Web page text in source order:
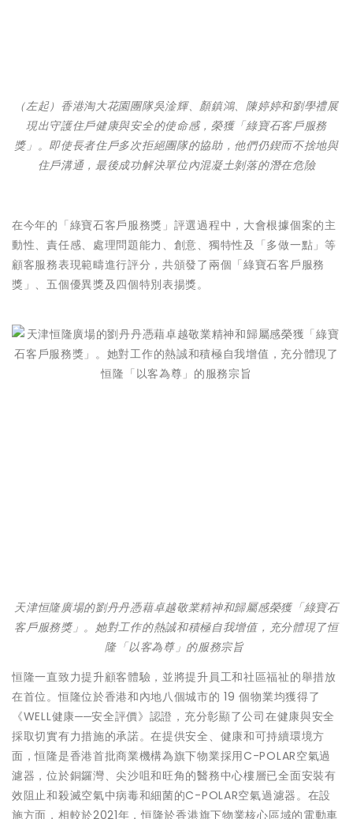
（左起）香港淘大花園團隊吳淦輝、顏鎮鴻、陳婷婷和劉學禮展
現出守護住戶健康與安全的使命感，榮獲「綠寶石客戶服務
獎」。即使長者住戶多次拒絕團隊的協助，他們仍鍥而不捨地與
住戶溝通，最後成功解決單位內混凝土剝落的潛在危險
在今年的「綠寶石客戶服務獎」評選過程中，大會根據個案的主
動性、責任感、處理問題能力、創意、獨特性及「多做一點」等
顧客服務表現範疇進行評分，共頒發了兩個「綠寶石客戶服務
獎」、五個優異獎及四個特別表揚獎。
天津恒隆廣場的劉丹丹憑藉卓越敬業精神和歸屬感榮獲「綠寶石
客戶服務獎」。她對工作的熱誠和積極自我增值，充分體現了恒
隆「以客為尊」的服務宗旨
恒隆一直致力提升顧客體驗，並將提升員工和社區福祉的舉措放
在首位。恒隆位於香港和內地八個城市的 19 個物業均獲得了
《WELL健康──安全評價》認證，充分彰顯了公司在健康與安全
採取切實有力措施的承諾。在提供安全、健康和可持續環境方
面，恒隆是香港首批商業機構為旗下物業採用C-POLAR空氣過
濾器，位於銅鑼灣、尖沙咀和旺角的醫務中心樓層已全面安裝有
效阻止和殺滅空氣中病毒和細菌的C-POLAR空氣過濾器。在設
施方面，相較於2021年，恒隆於香港旗下物業核心區域的電動車